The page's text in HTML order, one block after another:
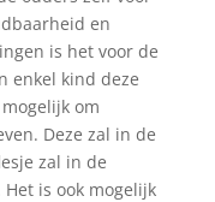
en
is het voor de
enkel kind deze
om
Deze zal in de
zal in de
is ook mogelijk